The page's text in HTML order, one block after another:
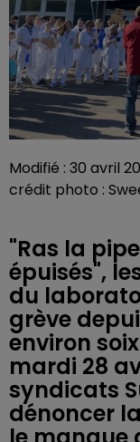
Modifié : 30 avril
crédit photo :
"Ras la
épuisés",
du
grève
environ
mardi 28
syndicats
dénoncer